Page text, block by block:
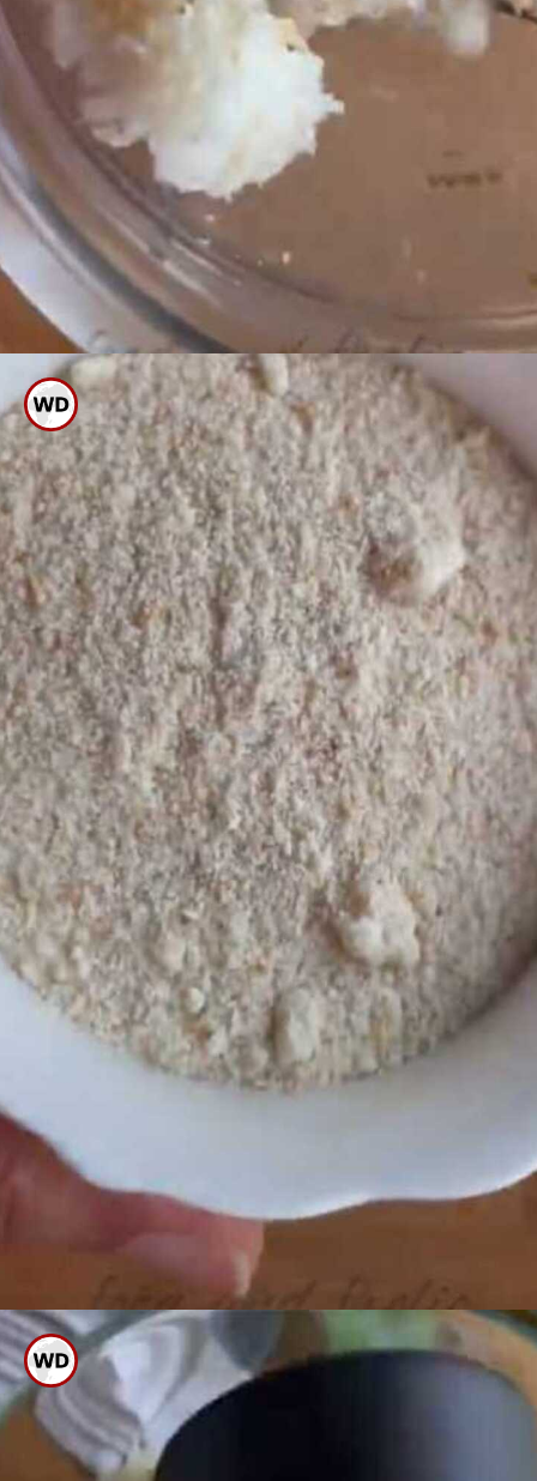
ಈಗ ಇದನ್ನು ಮಿಕ್ಸಿಗೆ ಹಾಕಿ ನುಣ್ಣಗೆ ರುಬ್ಬಿ
ಪುಡಿ ಮಾಡಿ
ಈ ಬ್ರೆಡ್ ಪುಡಿಯನ್ನು ಕಡಲೆಹಿಟ್ಟಿನ
ಬದಲು ಬಳಸಬಹುದು